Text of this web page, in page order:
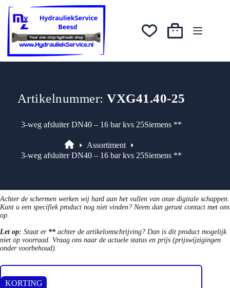
naar
inhoud
was:
€665,72.
€599,15.
Winkelwagen
Artikelnummer:VXG41.40-25
3-weg afsluiter DN40 – 16 bar kvs 25Siemens **
Assortiment
Assortiment
3-weg afsluiter DN40 – 16 bar kvs 25Siemens **
Achter de schermen werken wij hard aan het vullen van onze digitale schappen.
Kunt u een specifiek product nog niet vinden? Neem dan gerust contact met ons
op.
Let op: Staat er ** achter de artikelomschrijving? Dan is dit product mogelijk
niet op voorraad. Vraag ons naar de actuele status en prijs (prijswijzigingen
onder voorbehoud).
KORTING